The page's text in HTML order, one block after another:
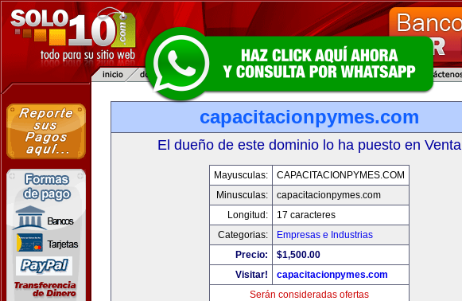
capacitacionpymes.com
El dueño de este dominio lo ha puesto en Venta
Mayusculas:
CAPACITACIONPYMES.COM
Minusculas:
capacitacionpymes.com
Longitud:
17 caracteres
Categorias:
Empresas e Industrias
Precio:
$1,500.00
Visitar!
capacitacionpymes.com
Serán consideradas ofertas